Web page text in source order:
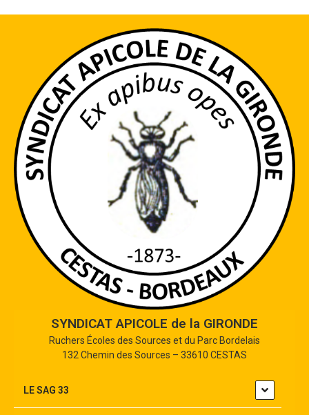
SYNDICAT APICOLE de la GIRONDE
Ruchers Écoles des Sources et du Parc Bordelais
132 Chemin des Sources – 33610 CESTAS
LE SAG 33